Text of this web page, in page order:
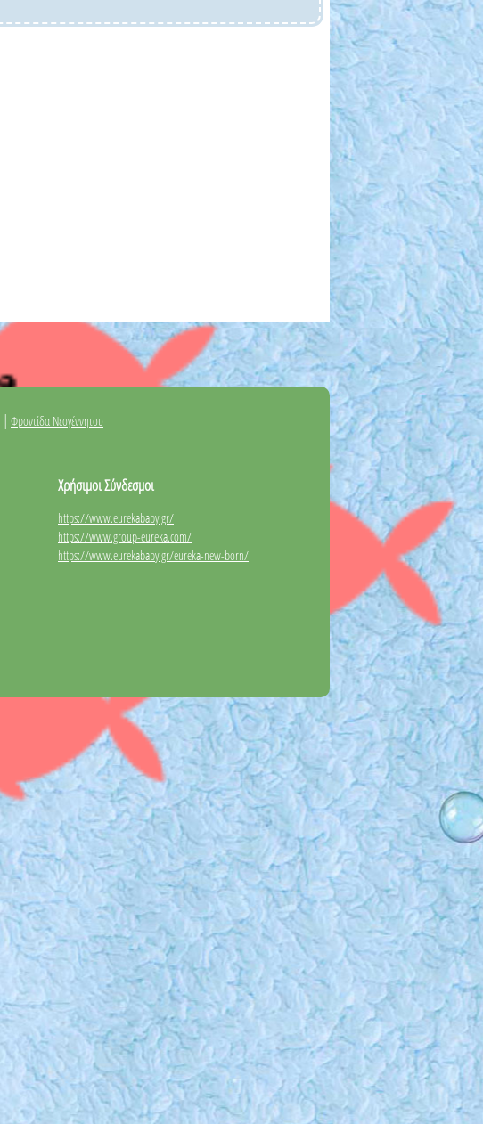
| Φροντίδα Νεογέννητου
Χρήσιμοι Σύνδεσμοι
https://www.eurekababy.gr/
https://www.group-eureka.com/
https://www.eurekababy.gr/eureka-new-born/